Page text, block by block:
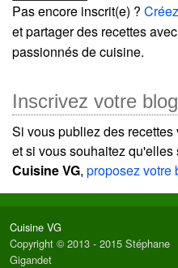
Pas encore inscrit(e) ?
et partager des recettes
passionnés de cuisine.
Inscrivez votre
Si vous publiez des
et si vous souhaitez
Cuisine VG, proposez votre
Cuisine VG
Copyright © 2013 - 2015 Stéphane
Gigandet